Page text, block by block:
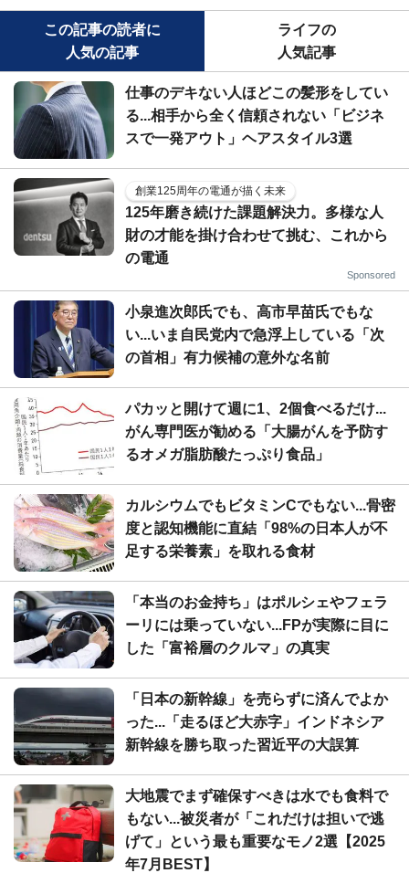
この記事の読者に
人気の記事
ライフの
人気記事
仕事のデキない人ほどこの髪形をしてい
る...相手から全く信頼されない「ビジネ
スで一発アウト」ヘアスタイル3選
創業125周年の電通が描く未来
125年磨き続けた課題解決力。多様な人
財の才能を掛け合わせて挑む、これから
の電通
Sponsored
小泉進次郎氏でも、高市早苗氏でもな
い...いま自民党内で急浮上している「次
の首相」有力候補の意外な名前
パカッと開けて週に1、2個食べるだけ...
がん専門医が勧める「大腸がんを予防す
るオメガ脂肪酸たっぷり食品」
カルシウムでもビタミンCでもない...骨密
度と認知機能に直結「98%の日本人が不
足する栄養素」を取れる食材
「本当のお金持ち」はポルシェやフェラ
ーリには乗っていない...FPが実際に目に
した「富裕層のクルマ」の真実
「日本の新幹線」を売らずに済んでよか
った...「走るほど大赤字」インドネシア
新幹線を勝ち取った習近平の大誤算
大地震でまず確保すべきは水でも食料で
もない...被災者が「これだけは担いで逃
げて」という最も重要なモノ2選【2025
年7月BEST】